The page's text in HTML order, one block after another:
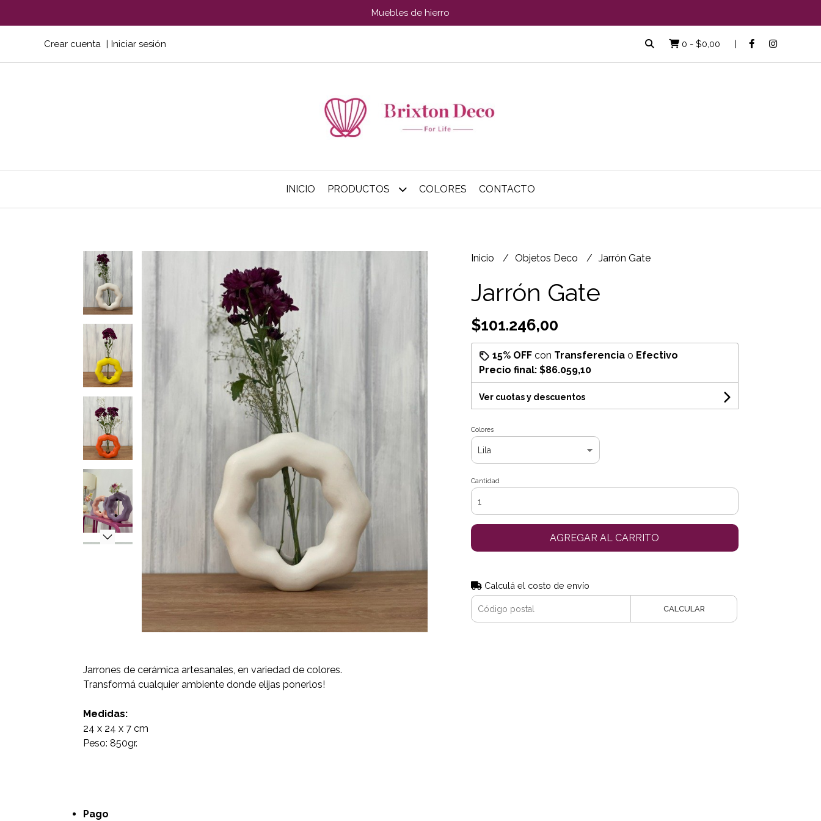
Muebles de hierro
Crear cuenta Iniciar sesión 0 - $0,00
INICIO PRODUCTOS COLORES CONTACTO
Jarrones de cerámica artesanales, en variedad de colores.
Transformá cualquier ambiente donde elijas ponerlos!
Medidas:
24 x 24 x 7 cm
Peso: 850gr.
Pago
Inicio Objetos Deco Jarrón Gate
Jarrón Gate
$101.246,00
15% OFFcon Transferenciao Efectivo
Precio final: $86.059,10
Ver cuotas y descuentos
Colores
Cantidad
AGREGAR AL CARRITO
Calculá el costo de envío
CALCULAR